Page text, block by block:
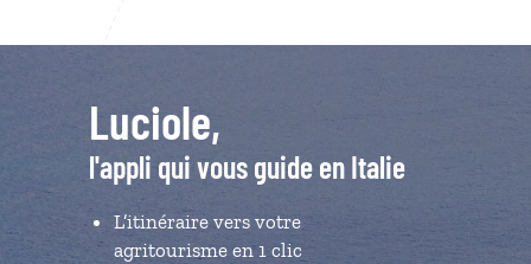
Luciole,
l'appli qui vous guide en Italie
L’itinéraire vers votre
agritourisme en 1 clic